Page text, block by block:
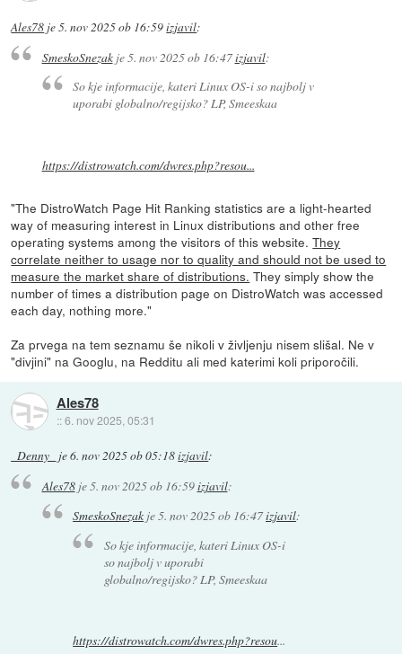
Ales78 je5. nov 2025 ob 16:59izjavil:
SmeskoSnezakje5. nov 2025 ob 16:47izjavil:
So kje informacije, kateri Linux OS-i so najbolj v
uporabi globalno/regijsko? LP, Smeeskaa
https://distrowatch.com/dwres.php?resou...
"The DistroWatch Page Hit Ranking statistics are a light-hearted
way of measuring interest in Linux distributions and other free
operating systems among the visitors of this website.They
correlate neither to usage nor to quality and should not be used to
measure the market share of distributions. They simply show the
number of times a distribution page on DistroWatch was accessed
each day, nothing more."
Za prvega na tem seznamu še nikoli v življenju nisem slišal. Ne v
"divjini" na Googlu, na Redditu ali med katerimi koli priporočili.
Ales78
::6. nov 2025, 05:31
_Denny_ je6. nov 2025 ob 05:18izjavil:
Ales78je5. nov 2025 ob 16:59izjavil:
SmeskoSnezak je5. nov 2025 ob 16:47izjavil:
So kje informacije, kateri Linux OS-i
so najbolj v uporabi
globalno/regijsko? LP, Smeeskaa
https://distrowatch.com/dwres.php?resou...